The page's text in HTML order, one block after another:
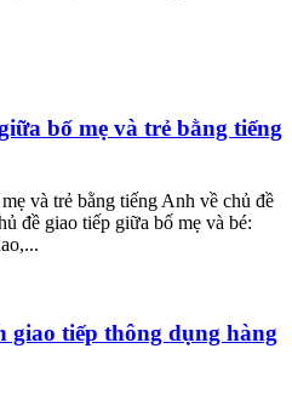
bố mẹ và trẻ bằng tiếng
và trẻ bằng tiếng Anh về chủ đề
đề giao tiếp giữa bố mẹ và bé:
giao tiếp thông dụng hàng